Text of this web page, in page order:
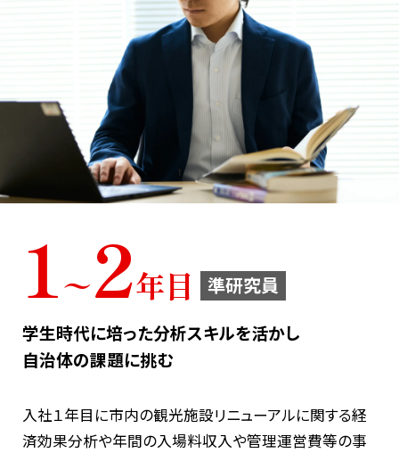
職種と仕事
MURCについて
1〜2年目 準研究員
学生時代に培った分析スキルを活かし
自治体の課題に挑む
入社１年目に市内の観光施設リニューアルに関する経
済効果分析や年間の入場料収入や管理運営費等の事